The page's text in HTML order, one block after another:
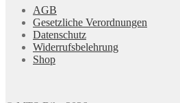
AGB
Gesetzliche Verordnungen
Datenschutz
Widerrufsbelehrung
Shop